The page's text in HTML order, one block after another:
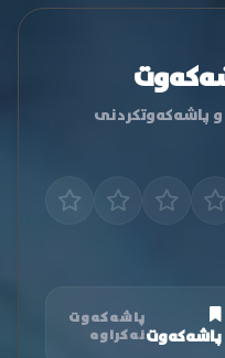
و پاشەکەوتکردنی
پاشەکەوت
پاشەکەوت
نەکراوە